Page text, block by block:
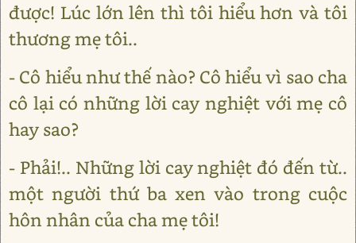
được! Lúc lớn lên thì tôi hiểu hơn và tôi
thương mẹ tôi..
- Cô hiểu như thế nào? Cô hiểu vì sao cha
cô lại có những lời cay nghiệt với mẹ cô
hay sao?
- Phải!.. Những lời cay nghiệt đó đến từ..
một người thứ ba xen vào trong cuộc
hôn nhân của cha mẹ tôi!